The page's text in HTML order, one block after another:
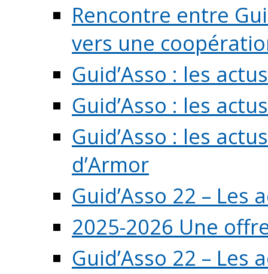
Rencontre entre
vers une
Guid’Asso : les
Guid’Asso : les
Guid’Asso : les
d’Armor
Guid’Asso 22 – Les
2025-2026 Une
Guid’Asso 22 –